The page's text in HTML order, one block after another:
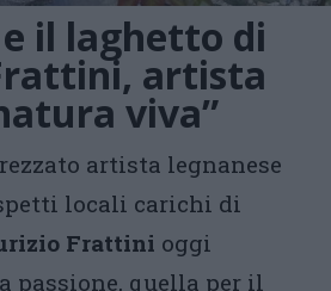
il laghetto di
artista
viva”
artista legnanese
locali carichi di
Frattini oggi
passione, quella per il